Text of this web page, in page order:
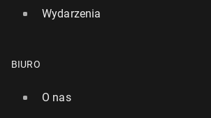
Wydarzenia
BIURO
O nas